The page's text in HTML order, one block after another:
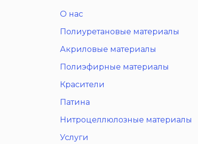
О нас
Полиуретановые материалы
Акриловые материалы
Полиэфирные материалы
Красители
Патина
Нитроцеллюлозные материалы
Услуги